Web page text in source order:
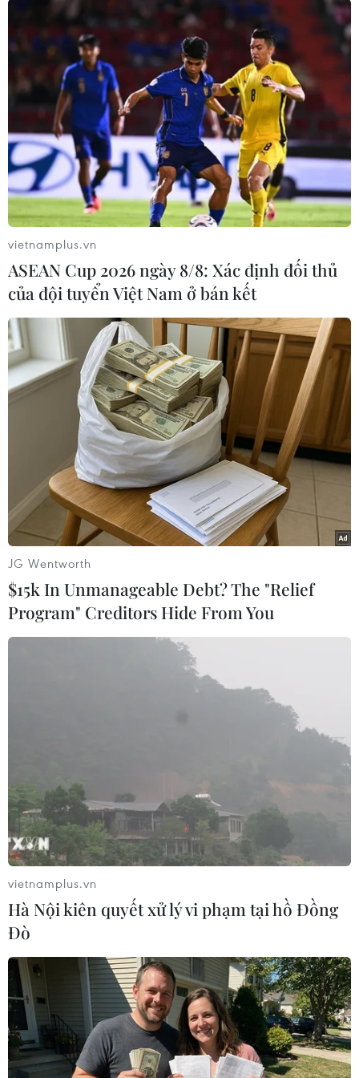
Linh thắng chóng vánh ở
ngày ra quân Olympic
Paris 2024
Tay vợt nữ số 1 của Cầu lông Việt Nam Nguyễn
Thùy Linh đã giành chiến thắng chóng vánh 2-0
(21-6, 21-3) trước đối thủ Tiffany Ho của Australia
trong trận ra quân vòng bảng tại Olympic Paris
2024.
(Vietnam+)
#Olympic Paris 2024 #Thể dục dụng cụ Trung Quốc
ASEAN Cup 2026 ngày 8/8:
Xác định đối thủ của đội
tuyển Việt Nam ở bán kết
08/08/2026 03:50
vào bán kết, vì sao ông Kim
Sang-sik vẫn không vui?
08/08/2026 03:37
66 đoàn võ thuật lần đầu
tiên hội tụ tại Festival Võ
thuật quốc tế Hà Nội 2026
08/08/2026 02:26
Ông Kim Sang-sik trăn trở
gì về hàng phòng ngự
trước bán kết ASEAN Cup?
08/08/2026 00:13
vietnamplus.vn
ASEAN Cup 2026 ngày 8/8: Xác định đối thủ
của đội tuyển Việt Nam ở bán kết
JG Wentworth
$15k In Unmanageable Debt? The "Relief
Program" Creditors Hide From You
vietnamplus.vn
Hà Nội kiên quyết xử lý vi phạm tại hồ Đồng
Đò